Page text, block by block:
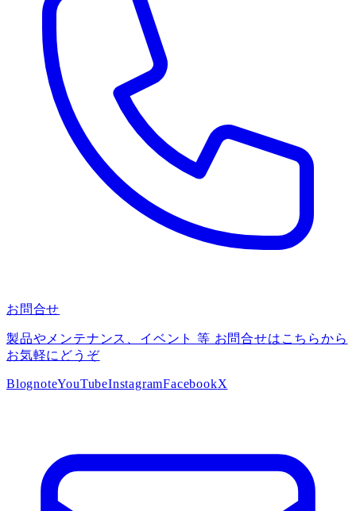
お問合せ
製品やメンテナンス、イベント 等 お問合せはこちらから
お気軽にどうぞ
BlognoteYouTubeInstagramFacebookX